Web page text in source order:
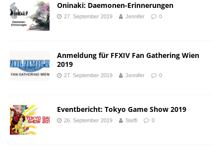
Oninaki: Daemonen-Erinnerungen
27. September 2019 Jennifer 0
Anmeldung für FFXIV Fan Gathering Wien
2019
27. September 2019 Jennifer 0
Eventbericht: Tokyo Game Show 2019
26. September 2019 Steffi 0